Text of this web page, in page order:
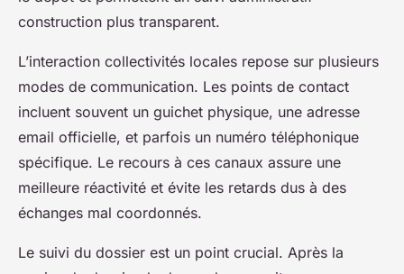
construction plus transparent.
L’interaction collectivités locales repose sur plusieurs
modes de communication. Les points de contact
incluent souvent un guichet physique, une adresse
email officielle, et parfois un numéro téléphonique
spécifique. Le recours à ces canaux assure une
meilleure réactivité et évite les retards dus à des
échanges mal coordonnés.
Le suivi du dossier est un point crucial. Après la